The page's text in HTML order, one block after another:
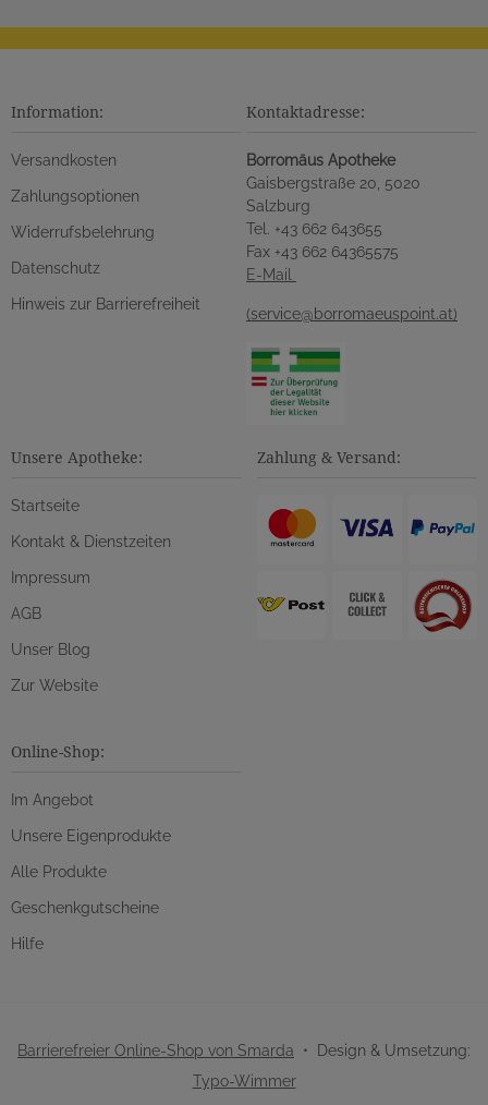
Information:
Versandkosten
Zahlungsoptionen
Widerrufsbelehrung
Datenschutz
Hinweis zur Barrierefreiheit
Kontaktadresse:
Borromäus Apotheke
Gaisbergstraße 20, 5020
Salzburg
Tel. +43 662 643655
Fax +43 662 64365575
E-Mail
(service@borromaeuspoint.at)
Unsere Apotheke:
Startseite
Kontakt & Dienstzeiten
Impressum
AGB
Unser Blog
Zur Website
Zahlung & Versand:
Online-Shop:
Im Angebot
Unsere Eigenprodukte
Alle Produkte
Geschenkgutscheine
Hilfe
Barrierefreier Online-Shop von Smarda • Design & Umsetzung:
Typo-Wimmer